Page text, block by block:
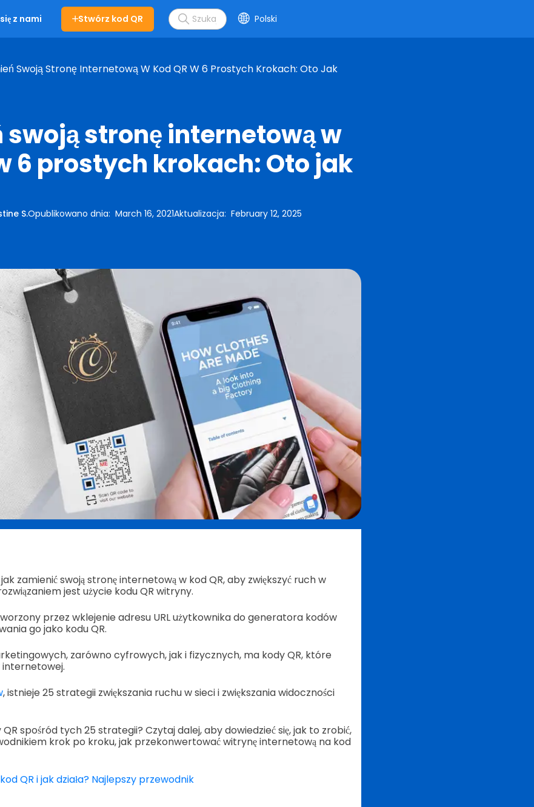
z nami Stwórz kod QR Polski
Swoją Stronę Internetową W Kod QR W 6 Prostych Krokach: Oto Jak
swoją stronę internetową w
6 prostych krokach: Oto jak
S.Opublikowano dnia:March 16, 2021Aktualizacja:February 12, 2025
zamienić swoją stronę internetową w kod QR, aby zwiększyć ruch w
jest użycie kodu QR witryny.
przez wklejenie adresu URL użytkownika do generatora kodów
go jako kodu QR.
zarówno cyfrowych, jak i fizycznych, ma kody QR, które
, istnieje 25 strategii zwiększania ruchu w sieci i zwiększania widoczności
spośród tych 25 strategii? Czytaj dalej, aby dowiedzieć się, jak to zrobić,
krok po kroku, jak przekonwertować witrynę internetową na kod
QR i jak działa? Najlepszy przewodnik